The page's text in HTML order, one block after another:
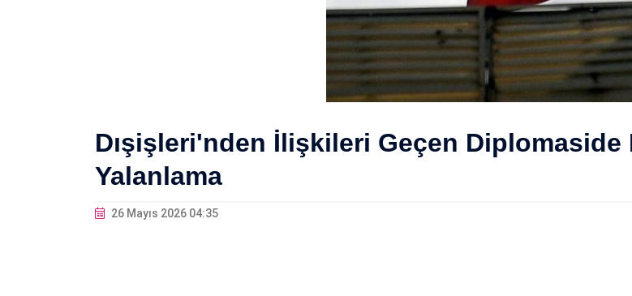
Dışişleri'nden İlişkileri Geçen Diplomaside
Yalanlama
26 Mayıs 2026 04:35